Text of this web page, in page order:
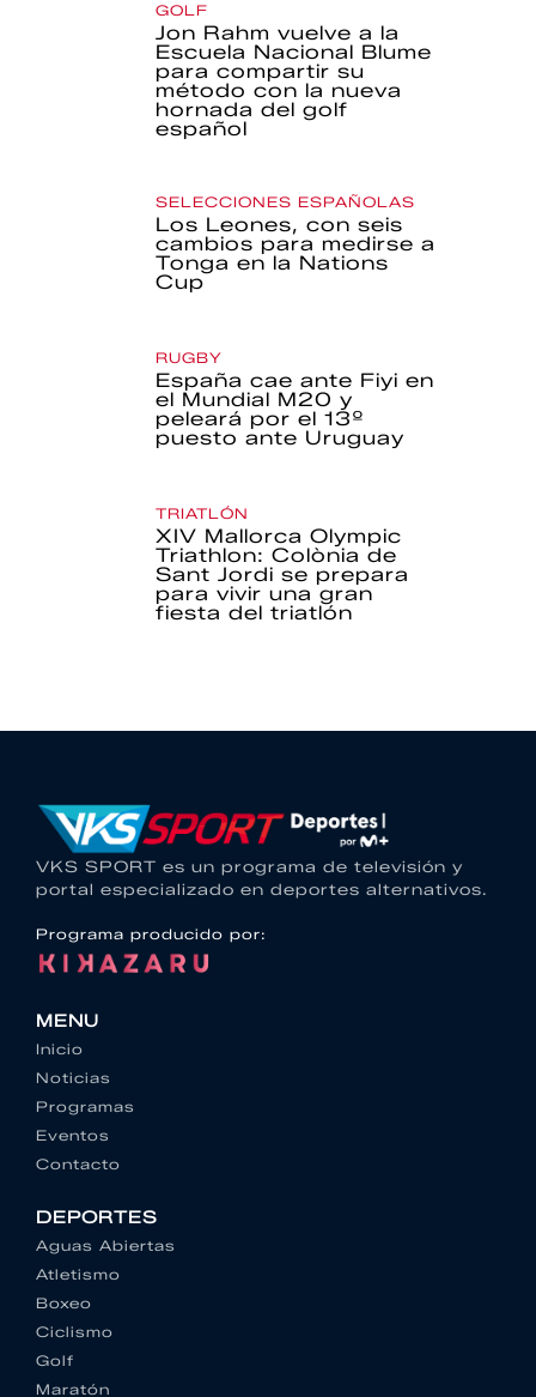
GOLF
Jon Rahm vuelve a la
Escuela Nacional Blume
para compartir su
método con la nueva
hornada del golf
español
SELECCIONES ESPAÑOLAS
Los Leones, con seis
cambios para medirse a
Tonga en la Nations
Cup
RUGBY
España cae ante Fiyi en
el Mundial M20 y
peleará por el 13º
puesto ante Uruguay
TRIATLÓN
XIV Mallorca Olympic
Triathlon: Colònia de
Sant Jordi se prepara
para vivir una gran
fiesta del triatlón
VKS SPORT es un programa de televisión y
portal especializado en deportes alternativos.
Programa producido por:
MENU
Inicio
Noticias
Programas
Eventos
Contacto
DEPORTES
Aguas Abiertas
Atletismo
Boxeo
Ciclismo
Golf
Maratón